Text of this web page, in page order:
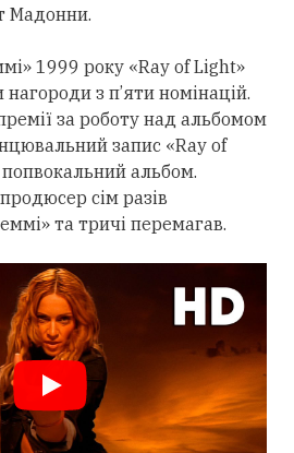
Мадонни.
1999 року «Ray of Light»
нагороди з п’яти номінацій.
за роботу над альбомом
запис «Ray of
альбом.
сім разів
та тричі перемагав.